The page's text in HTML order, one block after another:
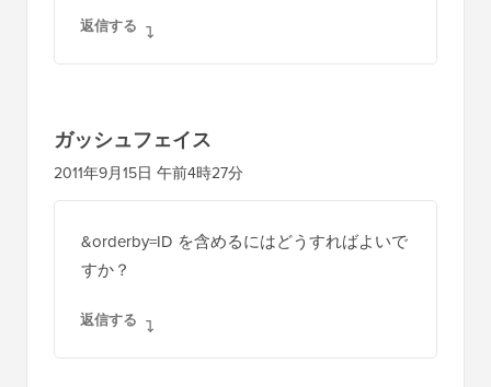
返信する
ガッシュフェイス
2011年9月15日 午前4時27分
&orderby=ID を含めるにはどうすればよいで
すか？
返信する